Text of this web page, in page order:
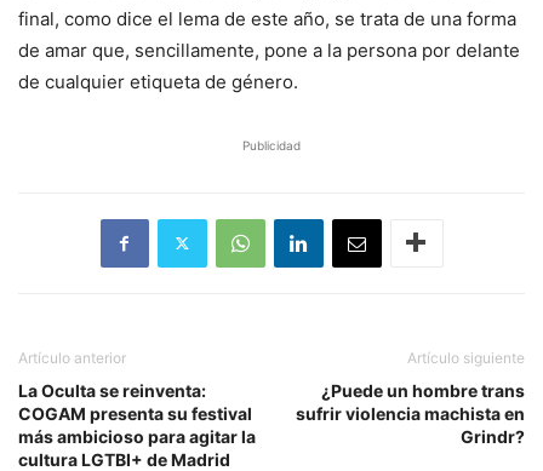
final, como dice el lema de este año, se trata de una forma
de amar que, sencillamente, pone a la persona por delante
de cualquier etiqueta de género.
Publicidad
Artículo anterior
La Oculta se reinventa:
COGAM presenta su festival
más ambicioso para agitar la
cultura LGTBI+ de Madrid
Artículo siguiente
¿Puede un hombre trans
sufrir violencia machista en
Grindr?